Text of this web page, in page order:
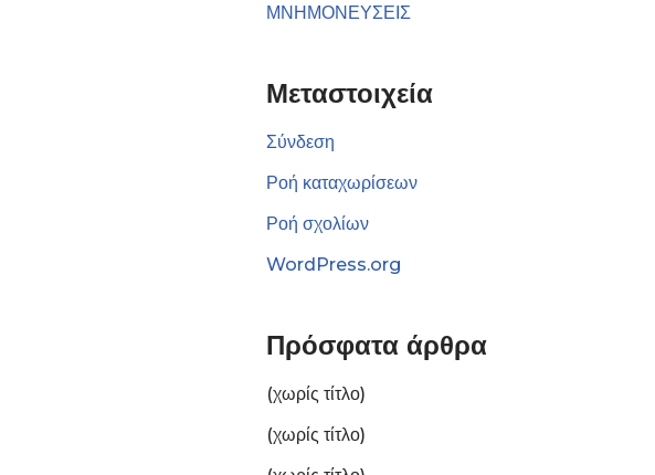
ΜΝΗΜΟΝΕΥΣΕΙΣ
Μεταστοιχεία
Σύνδεση
Ροή καταχωρίσεων
Ροή σχολίων
WordPress.org
Πρόσφατα άρθρα
(χωρίς τίτλο)
(χωρίς τίτλο)